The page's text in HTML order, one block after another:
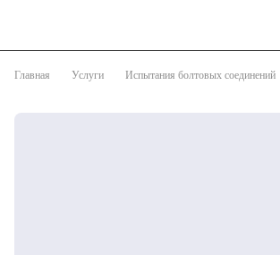
Главная Услуги Испытания болтовых соединений